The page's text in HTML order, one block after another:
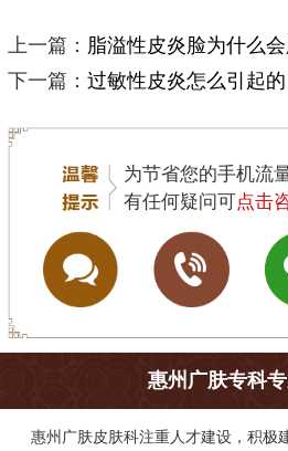
上一篇： 脂溢性皮炎脸为什么
下一篇： 过敏性皮炎怎么引起的
为节省您的手机流
有任何疑问可点击
惠州广肤专科
惠州广肤皮肤科注重人才建设，积极